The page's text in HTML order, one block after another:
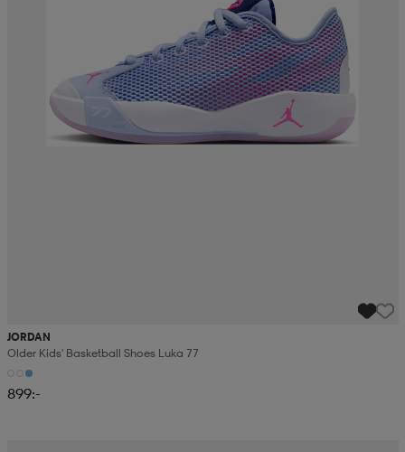
JORDAN
Older Kids' Basketball Shoes Luka 77
899:-